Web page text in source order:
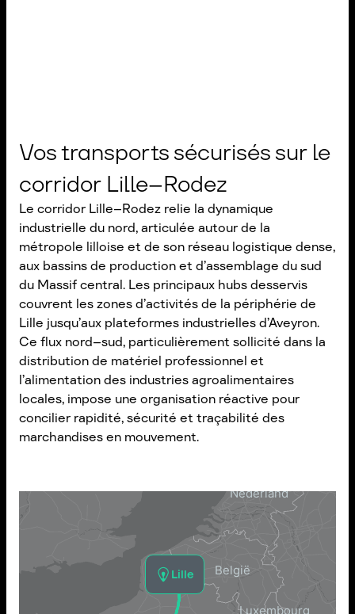
Vos transports sécurisés sur le
corridor Lille–Rodez
Le corridor Lille–Rodez relie la dynamique
industrielle du nord, articulée autour de la
métropole lilloise et de son réseau logistique dense,
aux bassins de production et d’assemblage du sud
du Massif central. Les principaux hubs desservis
couvrent les zones d’activités de la périphérie de
Lille jusqu’aux plateformes industrielles d’Aveyron.
Ce flux nord–sud, particulièrement sollicité dans la
distribution de matériel professionnel et
l’alimentation des industries agroalimentaires
locales, impose une organisation réactive pour
concilier rapidité, sécurité et traçabilité des
marchandises en mouvement.
Lille